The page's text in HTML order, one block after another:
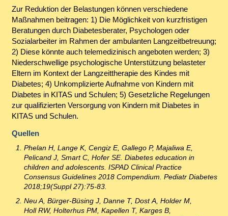
Zur Reduktion der Belastungen können verschiedene
Maßnahmen beitragen: 1) Die Möglichkeit von kurzfristigen
Beratungen durch Diabetesberater, Psychologen oder
Sozialarbeiter im Rahmen der ambulanten Langzeitbetreuung;
2) Diese könnte auch telemedizinisch angeboten werden; 3)
Niederschwellige psychologische Unterstützung belasteter
Eltern im Kontext der Langzeittherapie des Kindes mit
Diabetes; 4) Unkomplizierte Aufnahme von Kindern mit
Diabetes in KITAS und Schulen; 5) Gesetzliche Regelungen
zur qualifizierten Versorgung von Kindern mit Diabetes in
KITAS und Schulen.
Quellen
Phelan H, Lange K, Cengiz E, Gallego P, Majaliwa E,
Pelicand J, Smart C, Hofer SE. Diabetes education in
children and adolescents. ISPAD Clinical Practice
Consensus Guidelines 2018 Compendium. Pediatr Diabetes
2018;19(Suppl 27):75-83.
Neu A, Bürger-Büsing J, Danne T, Dost A, Holder M,
Holl RW, Holterhus PM, Kapellen T, Karges B,